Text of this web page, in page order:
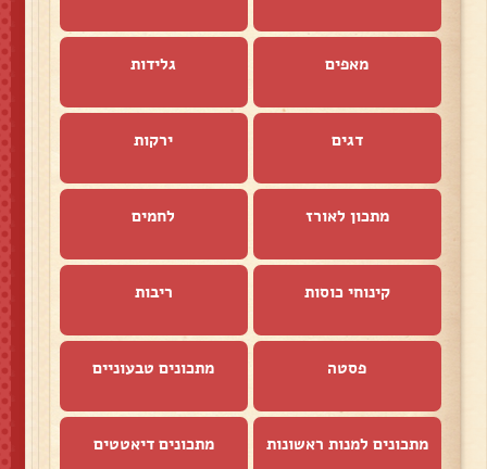
מאפים גלידות
דגים ירקות
מתכון לאורז לחמים
קינוחי כוסות ריבות
פסטה מתכונים טבעוניים
מתכונים למנות ראשונות מתכונים דיאטטים